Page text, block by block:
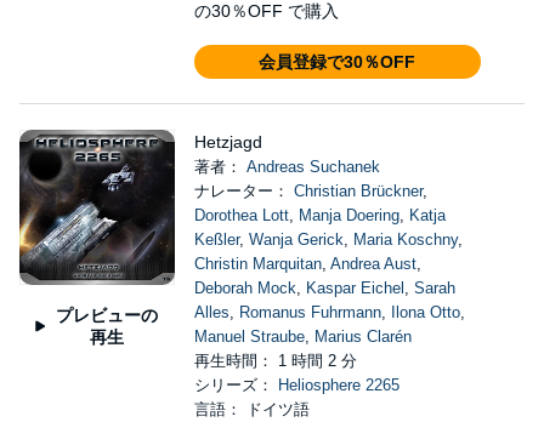
の30％OFF で購入
会員登録で30％OFF
プレビューの
再生
Hetzjagd
著者： Andreas Suchanek
ナレーター： Christian Brückner,
Dorothea Lott, Manja Doering, Katja
Keßler, Wanja Gerick, Maria Koschny,
Christin Marquitan, Andrea Aust,
Deborah Mock, Kaspar Eichel , Sarah
Alles, Romanus Fuhrmann, Ilona Otto,
Manuel Straube, Marius Clarén
再生時間： 1 時間 2 分
シリーズ：
Heliosphere 2265
言語： ドイツ語